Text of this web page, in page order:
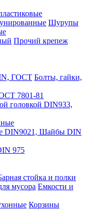
Шурупы
Прочий крепеж
Болты, гайки,
7801-81
головкой DIN933,
DIN9021, Шайбы DIN
975
стойка и полки
Емкости и
Корзины